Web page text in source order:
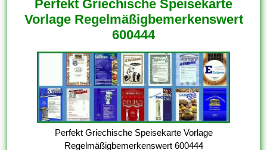
Perfekt Griechische Speisekarte
Vorlage Regelmäßigbemerkenswert
600444
Perfekt Griechische Speisekarte Vorlage
Regelmäßigbemerkenswert 600444